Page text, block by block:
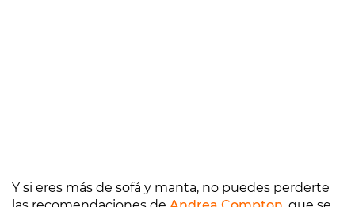
Y si eres más de sofá y manta, no puedes perderte